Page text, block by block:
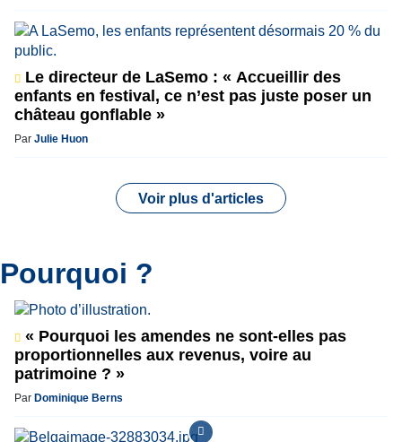
Le directeur de LaSemo : « Accueillir des
enfants en festival, ce n’est pas juste poser un
château gonflable »
Par Julie Huon
Voir plus d'articles
Pourquoi ?
« Pourquoi les amendes ne sont-elles pas
proportionnelles aux revenus, voire au
patrimoine ? »
Par Dominique Berns